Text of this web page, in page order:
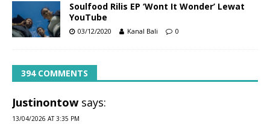
Soulfood Rilis EP ‘Wont It Wonder’ Lewat
YouTube
03/12/2020 Kanal Bali 0
394 COMMENTS
Justinontow says:
13/04/2026 AT 3:35 PM